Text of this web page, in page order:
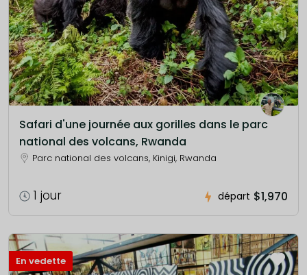
Safari d'une journée aux gorilles dans le parc
national des volcans, Rwanda
Parc national des volcans, Kinigi, Rwanda
1 jour départ $1,970
En vedette